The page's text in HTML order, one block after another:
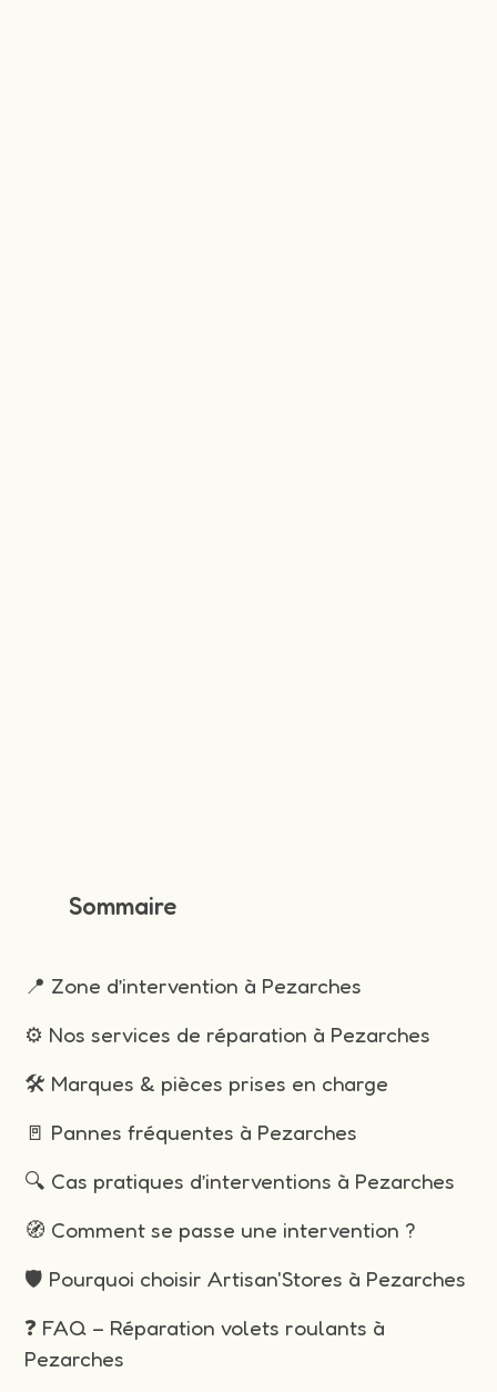
Sommaire
📍 Zone d’intervention à Pezarches
⚙️ Nos services de réparation à Pezarches
🛠️ Marques & pièces prises en charge
🚪 Pannes fréquentes à Pezarches
🔍 Cas pratiques d’interventions à Pezarches
🧭 Comment se passe une intervention ?
🛡️ Pourquoi choisir Artisan'Stores à Pezarches
❓ FAQ – Réparation volets roulants à
Pezarches